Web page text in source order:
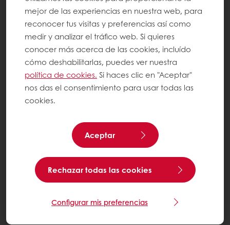
mejor de las experiencias en nuestra web, para
reconocer tus visitas y preferencias así como
medir y analizar el tráfico web. Si quieres
conocer más acerca de las cookies, incluído
cómo deshabilitarlas, puedes ver nuestra
política de cookies. Si haces clic en "Aceptar"
nos das el consentimiento para usar todas las
cookies.
Aceptar
Rechazar todas las cookies
Configurar mis preferencias